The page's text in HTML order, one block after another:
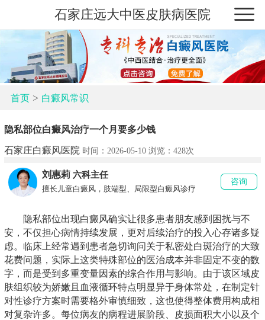
石家庄远大中医皮肤病医院
首页> 白癜风常识
隐私部位白癜风治疗一个月要多少钱
石家庄白癜风医院 时间：2026-05-10 浏览： 428次
刘惠莉 六科主任
擅长儿童白癜风，肢端型、局限型白癜风诊疗
咨询
隐私部位出现白癜风确实让很多患者朋友感到困扰与不
安，不仅担心病情持续发展，更对后续治疗的投入心存诸多疑
虑。临床上经常遇到患者急切询问关于私密处白斑治疗的大致
花费问题，实际上这类特殊部位的医治成本并非固定不变的数
字，而是受到多重变量因素的综合作用与影响。由于该区域皮
肤组织较为娇嫩且血液循环特点明显异于身体常处，在制定针
对性诊疗方案时需要格外审慎细致，这也使得整体费用构成相
对复杂许多。每位病友的病程进展阶段、皮损面积大小以及个